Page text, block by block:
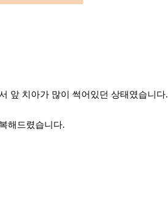
앞 치아가 많이 썩어있던 상태였습니다.
해드렸습니다.